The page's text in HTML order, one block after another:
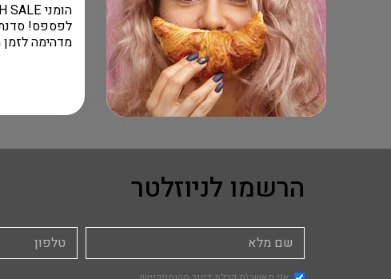
מדהימה לזמן
הרשמו לניוזלטר